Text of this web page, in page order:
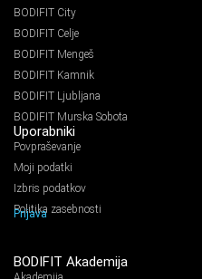
BODIFIT City
BODIFIT Celje
BODIFIT Mengeš
BODIFIT Kamnik
BODIFIT Ljubljana
BODIFIT Murska Sobota
Uporabniki
Povpraševanje
Moji podatki
Izbris podatkov
Politika zasebnosti
Prijava
BODIFIT Akademija